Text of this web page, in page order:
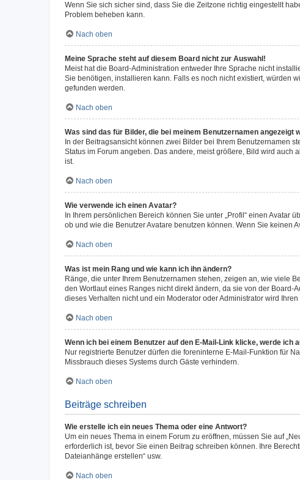
Wenn Sie sich sicher sind, dass Sie die Zeitzone richtig eingestellt
Problem beheben kann.
Nach oben
Meine Sprache steht auf diesem Board nicht zur Auswahl!
Meist hat die Board-Administration entweder Ihre Sprache nicht
Sie benötigen, installieren kann. Falls es noch nicht existiert, würden
gefunden werden.
Nach oben
Was sind das für Bilder, die bei meinem Benutzernamen angezeigt
In der Beitragsansicht können zwei Bilder bei Ihrem Benutzernamen
Status im Forum angeben. Das andere, meist größere, Bild wird auch
ist.
Nach oben
Wie verwende ich einen Avatar?
In Ihrem persönlichen Bereich können Sie unter „Profil“ einen
ob und wie die Benutzer Avatare benutzen können. Wenn Sie keinen
Nach oben
Was ist mein Rang und wie kann ich ihn ändern?
Ränge, die unter Ihrem Benutzernamen stehen, zeigen an, wie viele
den Wortlaut eines Ranges nicht direkt ändern, da sie von der
dieses Verhalten nicht und ein Moderator oder Administrator wird
Nach oben
Wenn ich bei einem Benutzer auf den E-Mail-Link klicke, werde ich
Nur registrierte Benutzer dürfen die foreninterne E-Mail-Funktion für
Missbrauch dieses Systems durch Gäste verhindern.
Nach oben
Beiträge schreiben
Wie erstelle ich ein neues Thema oder eine Antwort?
Um ein neues Thema in einem Forum zu eröffnen, müssen Sie auf
erforderlich ist, bevor Sie einen Beitrag schreiben können. Ihre
Dateianhänge erstellen“ usw.
Nach oben